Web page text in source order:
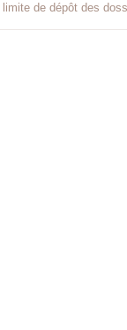
limite de dépôt des